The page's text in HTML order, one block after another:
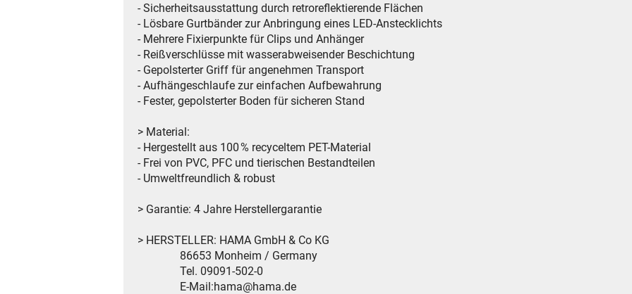
- Sicherheitsausstattung durch retroreflektierende Flächen
- Lösbare Gurtbänder zur Anbringung eines LED-Anstecklichts
- Mehrere Fixierpunkte für Clips und Anhänger
- Reißverschlüsse mit wasserabweisender Beschichtung
- Gepolsterter Griff für angenehmen Transport
- Aufhängeschlaufe zur einfachen Aufbewahrung
- Fester, gepolsterter Boden für sicheren Stand
> Material:
- Hergestellt aus 100 % recyceltem PET-Material
- Frei von PVC, PFC und tierischen Bestandteilen
- Umweltfreundlich & robust
> Garantie: 4 Jahre Herstellergarantie
> HERSTELLER: HAMA GmbH & Co KG
86653 Monheim / Germany
Tel. 09091-502-0
E-Mail:hama@hama.de